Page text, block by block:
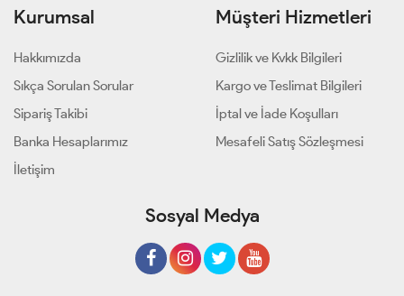
Kurumsal
Hakkımızda
Sıkça Sorulan Sorular
Sipariş Takibi
Banka Hesaplarımız
İletişim
Müşteri Hizmetleri
Gizlilik ve Kvkk Bilgileri
Kargo ve Teslimat Bilgileri
İptal ve İade Koşulları
Mesafeli Satış Sözleşmesi
Sosyal Medya